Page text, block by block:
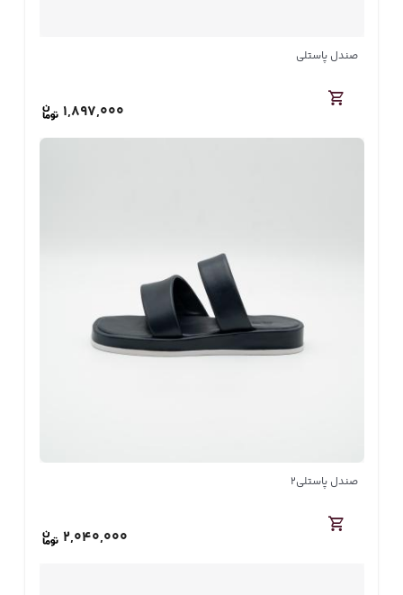
صندل پاستلی
1,897,000
صندل پاستلی2
2,040,000